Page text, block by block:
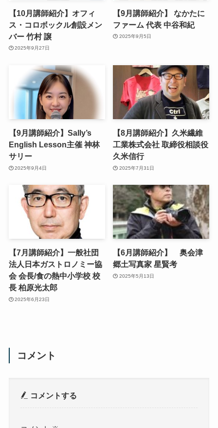
【10月講師紹介】オフィ
ス・コロボックル創設メン
バー 竹村 譲
2025年9月27日
【9月講師紹介】 なかたに
ファーム 代表 中谷和紀
2025年9月5日
【9月講師紹介】Sally’s
English Lesson主催 神林
サリー
2025年9月4日
【8月講師紹介】久米繊維
工業株式会社 取締役相談役
久米信行
2025年7月31日
【7月講師紹介】一般社団
法人日本ガストロノミー協
会 会長/食の熱中小学校 校
長 柏原光太郎
2025年6月23日
【6月講師紹介】 奥会津
郷土写真家 星賢考
2025年5月13日
コメント
コメントする